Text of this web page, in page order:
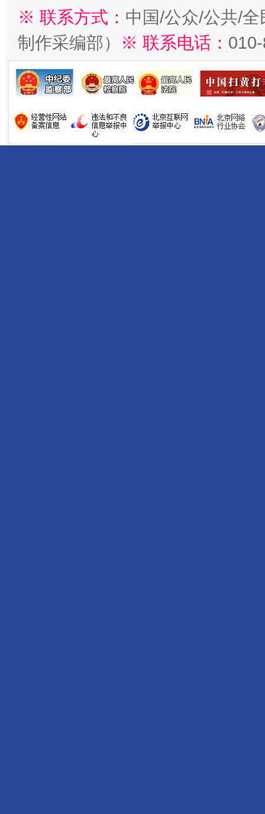
※ 联系方式： 中国/公众/公共/
制作采编部）
※ 联系电话：